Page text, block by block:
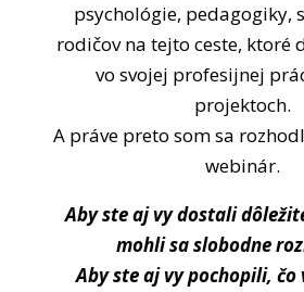
psychológie, pedagogiky,
rodičov na tejto ceste, ktoré
vo svojej profesijnej
projektoch.
A práve preto som sa
webinár.
Aby ste aj vy dostali
mohli sa slobodne
Aby ste aj vy pochopili, čo